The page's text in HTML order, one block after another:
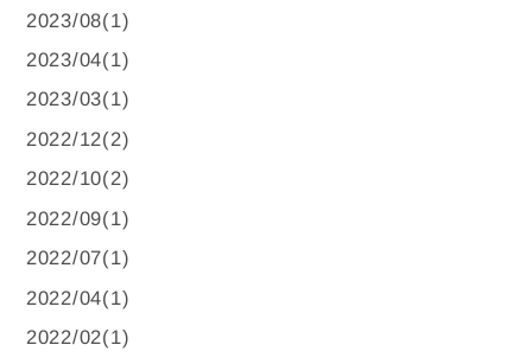
2023/08(1)
2023/04(1)
2023/03(1)
2022/12(2)
2022/10(2)
2022/09(1)
2022/07(1)
2022/04(1)
2022/02(1)